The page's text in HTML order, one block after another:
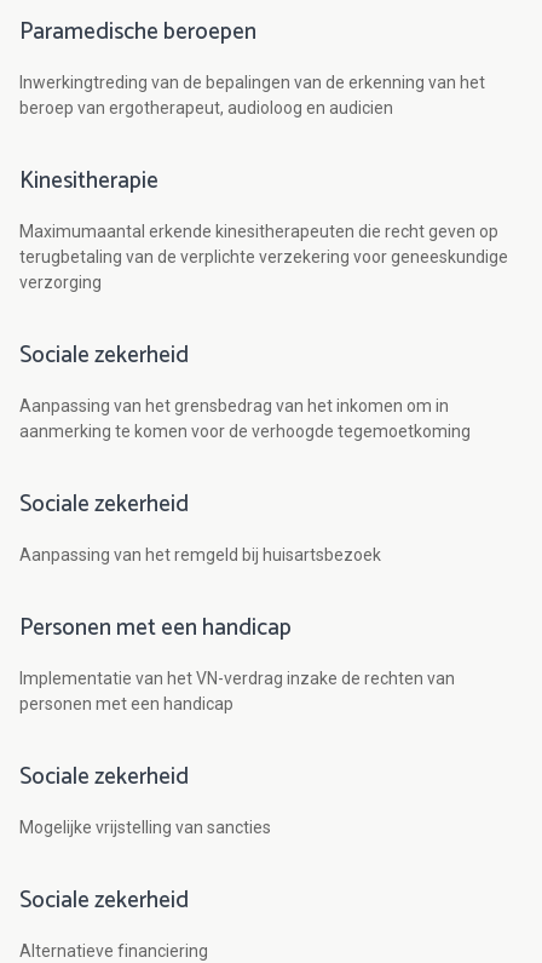
Paramedische beroepen
Inwerkingtreding van de bepalingen van de erkenning van het
beroep van ergotherapeut, audioloog en audicien
Kinesitherapie
Maximumaantal erkende kinesitherapeuten die recht geven op
terugbetaling van de verplichte verzekering voor geneeskundige
verzorging
Sociale zekerheid
Aanpassing van het grensbedrag van het inkomen om in
aanmerking te komen voor de verhoogde tegemoetkoming
Sociale zekerheid
Aanpassing van het remgeld bij huisartsbezoek
Personen met een handicap
Implementatie van het VN-verdrag inzake de rechten van
personen met een handicap
Sociale zekerheid
Mogelijke vrijstelling van sancties
Sociale zekerheid
Alternatieve financiering